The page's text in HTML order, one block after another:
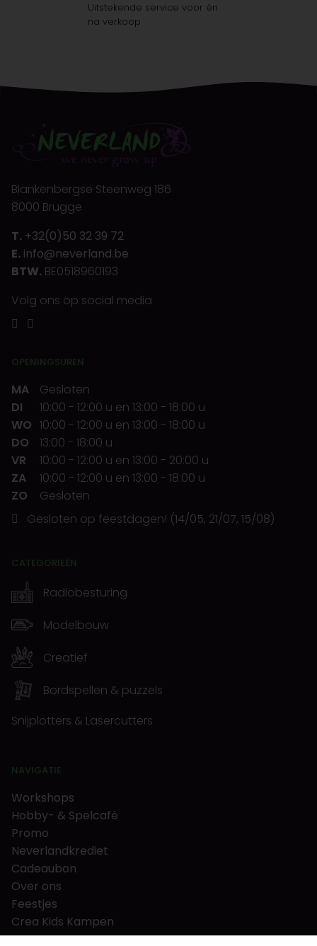
Uitstekende service voor én
na verkoop
Blankenbergse Steenweg 186
8000 Brugge
T. +32(0)50 32 39 72
E. info@neverland.be
BTW. BE0518960193
Volg ons op social media
OPENINGSUREN
MA
Gesloten
DI
10:00 - 12:00 u en 13:00 - 18:00 u
WO 10:00 - 12:00 u en 13:00 - 18:00 u
DO
13:00 - 18:00 u
VR
10:00 - 12:00 u en 13:00 - 20:00 u
ZA
10:00 - 12:00 u en 13:00 - 18:00 u
ZO
Gesloten
Gesloten op feestdagen! (14/05, 21/07, 15/08)
CATEGORIEËN
Radiobesturing
Modelbouw
Creatief
Bordspellen & puzzels
Snijplotters & Lasercutters
NAVIGATIE
Workshops
Hobby- & Spelcafé
Promo
Neverlandkrediet
Cadeaubon
Over ons
Feestjes
Crea Kids Kampen
FAQ